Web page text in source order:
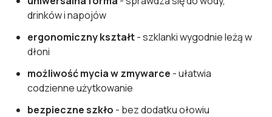
drinków i napojów
ergonomiczny kształt- szklanki wygodnie leżą w
dłoni
możliwość mycia w zmywarce - ułatwia
codzienne użytkowanie
bezpieczne szkło - bez dodatku ołowiu